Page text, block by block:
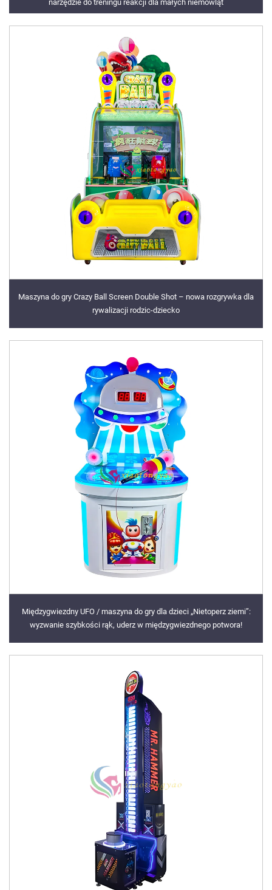
narzędzie do treningu reakcji dla małych niemowląt
Maszyna do gry Crazy Ball Screen Double Shot – nowa rozgrywka dla
rywalizacji rodzic-dziecko
Międzygwiezdny UFO / maszyna do gry dla dzieci „Nietoperz ziemi”:
wyzwanie szybkości rąk, uderz w międzygwiezdnego potwora!